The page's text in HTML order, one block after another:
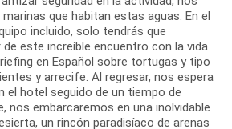
que habitan estas aguas. En el
incluido, solo tendrás que
este increíble encuentro con la vida
en Español sobre tortugas y tipo
y arrecife. Al regresar, nos espera
el hotel seguido de un tiempo de
nos embarcaremos en una inolvidable
un rincón paradisíaco de arenas